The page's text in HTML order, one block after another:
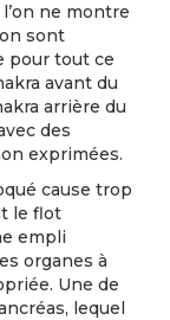
ne montre
sont
pour tout ce
avant du
arrière du
des
exprimées.
cause trop
le flot
empli
organes à
Une de
lequel